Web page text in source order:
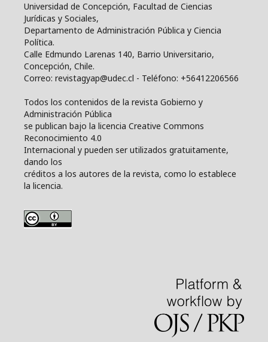
Universidad de Concepción, Facultad de Ciencias
Jurídicas y Sociales,
Departamento de Administración Pública y Ciencia
Política.
Calle Edmundo Larenas 140, Barrio Universitario,
Concepción, Chile.
Correo: revistagyap@udec.cl - Teléfono: +56412206566
Todos los contenidos de la revista Gobierno y
Administración Pública
se publican bajo la licencia Creative Commons
Reconocimiento 4.0
Internacional y pueden ser utilizados gratuitamente,
dando los
créditos a los autores de la revista, como lo establece
la licencia.